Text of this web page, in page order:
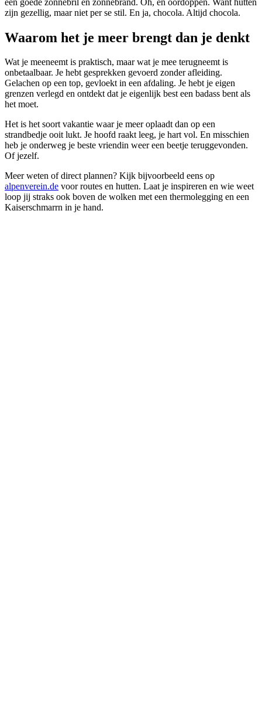
zijn gezellig, maar niet per se stil. En ja, chocola. Altijd chocola.
Waarom het je meer brengt dan je denkt
Wat je meeneemt is praktisch, maar wat je mee terugneemt is
onbetaalbaar. Je hebt gesprekken gevoerd zonder afleiding.
Gelachen op een top, gevloekt in een afdaling. Je hebt je eigen
grenzen verlegd en ontdekt dat je eigenlijk best een badass bent als
het moet.
Het is het soort vakantie waar je meer oplaadt dan op een
strandbedje ooit lukt. Je hoofd raakt leeg, je hart vol. En misschien
heb je onderweg je beste vriendin weer een beetje teruggevonden.
Of jezelf.
Meer weten of direct plannen? Kijk bijvoorbeeld eens op
alpenverein.de voor routes en hutten. Laat je inspireren en wie weet
loop jij straks ook boven de wolken met een thermolegging en een
Kaiserschmarrn in je hand.